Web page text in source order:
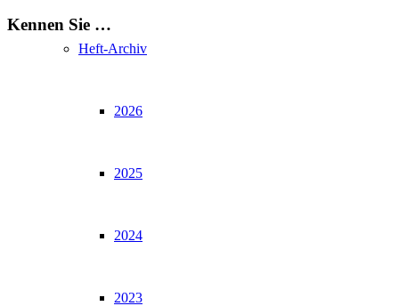
Heft-Archiv
2026
2025
2024
2023
Kennen Sie …